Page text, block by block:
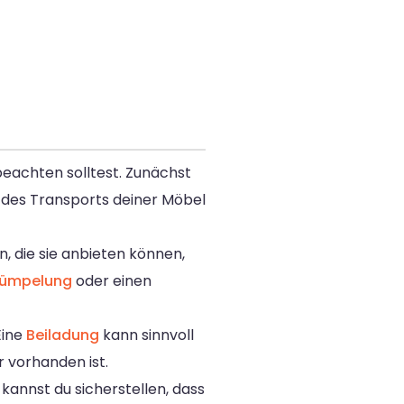
solltest. Zunächst
Transports deiner Möbel
die sie anbieten können,
oder einen
Beiladung kann sinnvoll
vorhanden ist.
du sicherstellen, dass